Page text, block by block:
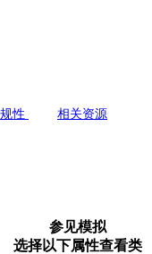
性
相关资源
参见模拟
选择以下属性查看类